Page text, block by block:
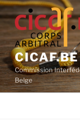
Aller
au
contenu
principal
CICAF.BE
Commission
Belge